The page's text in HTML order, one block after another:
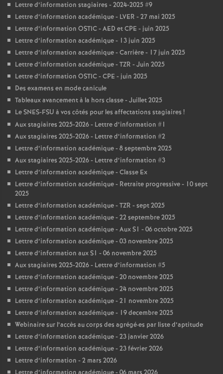
Lettre d’information stagiaires - 2024-2025 #9
Lettre d’information académique - LVER - 27 mai 2025
Lettre d’information OSTIC - AED et CPE - juin 2025
Lettre d’information académique - 13 juin 2025
Lettre d’information académique - Carrière - 17 juin 2025
Lettre d’information académique - TZR - Juin 2025
Lettre d’information OSTIC - CPE - juin 2025
Des examens en mode canicule
Tableaux avancement à la hors classe - Juillet 2025
Le SNES-FSU à vos côtés pour les affectations stagiaires !
Aux stagiaires 2025-2026 - Lettre d’information #1
Aux stagiaires 2025-2026 - Lettre d’information #2
Lettre d’information académique - 8 septembre 2025
Aux stagiaires 2025-2026 - Lettre d’information #3
Lettre d’information académique - Classe Ex
Lettre d’information académique - Retraite progressive - 10 sept
2025
Lettre d’information académique - TZR - sept 2025
Lettre d’information académique - 22 septembre 2025
Lettre d’information académique - Aux S1 - 06 octobre 2025
Lettre d’information académique - 03 novembre 2025
Lettre d’information aux S1 - 06 novembre 2025
Aux stagiaires 2025-2026 - Lettre d’information #5
Lettre d’information académique - 20 novembre 2025
Lettre d’information académique - 24 novembre 2025
Lettre d’information académique - 21 novembre 2025
Lettre d’information académique - 19 decembre 2025
Webinaire sur l’accès au corps des agrégé·es par liste d’aptitude
Lettre d’information académique - 23 janvier 2026
Lettre d’information académique - 23 février 2026
Lettre d’information - 2 mars 2026